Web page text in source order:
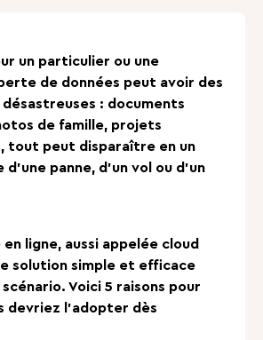
un particulier ou une
de données peut avoir des
désastreuses : documents
de famille, projets
tout peut disparaître en un
panne, d’un vol ou d’un
ligne, aussi appelée cloud
solution simple et efficace
Voici 5 raisons pour
devriez l’adopter dès